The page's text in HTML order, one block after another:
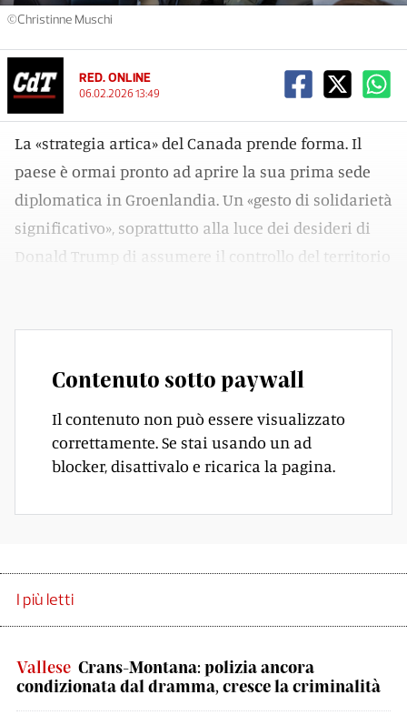
©Christinne Muschi
RED. ONLINE
06.02.2026 13:49
La «strategia artica» del Canada prende forma. Il
paese è ormai pronto ad aprire la sua prima sede
diplomatica in Groenlandia. Un «gesto di solidarietà
significativo», soprattutto alla luce dei desideri di
Donald Trump di assumere il controllo del territorio
Contenuto sotto paywall
Il contenuto non può essere visualizzato
correttamente. Se stai usando un ad
blocker, disattivalo e ricarica la pagina.
I più letti
Vallese Crans-Montana: polizia ancora
condizionata dal dramma, cresce la criminalità